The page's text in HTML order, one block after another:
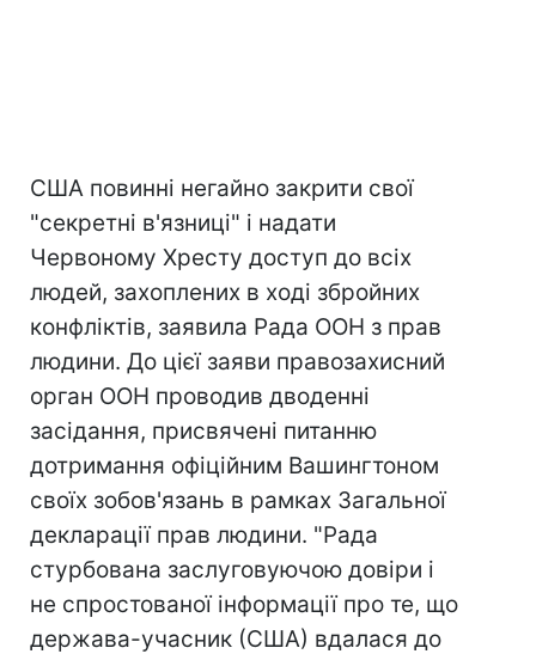
США повинні негайно закрити свої
"секретні в'язниці" і надати
Червоному Хресту доступ до всіх
людей, захоплених в ході збройних
конфліктів, заявила Рада ООН з прав
людини. До цієї заяви правозахисний
орган ООН проводив дводенні
засідання, присвячені питанню
дотримання офіційним Вашингтоном
своїх зобов'язань в рамках Загальної
декларації прав людини. "Рада
стурбована заслуговуючою довіри і
не спростованої інформації про те, що
держава-учасник (США) вдалася до